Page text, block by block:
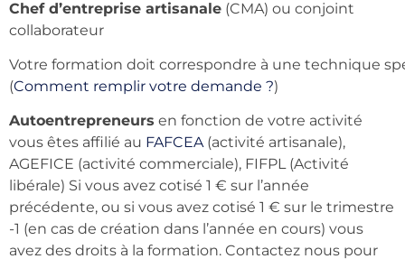
Chef d’entreprise artisanale (CMA) ou conjoint
collaborateur
Votre formation doit correspondre à une technique
(Comment remplir votre demande ?)
Autoentrepreneurs en fonction de votre activité
vous êtes affilié au FAFCEA(activité artisanale),
AGEFICE (activité commerciale), FIFPL (Activité
libérale) Si vous avez cotisé 1 € sur l’année
précédente, ou si vous avez cotisé 1 € sur le trimestre
-1 (en cas de création dans l’année en cours) vous
avez des droits à la formation. Contactez nous pour